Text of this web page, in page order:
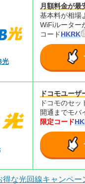
光
月額料金が最
基本料が相場
WiFiルーター
コードHKRK
ドコモユー
ドコモのセッ
開通までモバ
限定コード
な光回線キャンペー